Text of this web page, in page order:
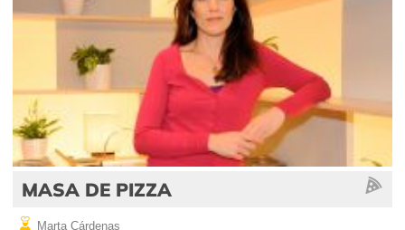
MASA DE PIZZA
Marta Cárdenas